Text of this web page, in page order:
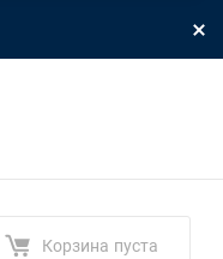
Корзина пуста